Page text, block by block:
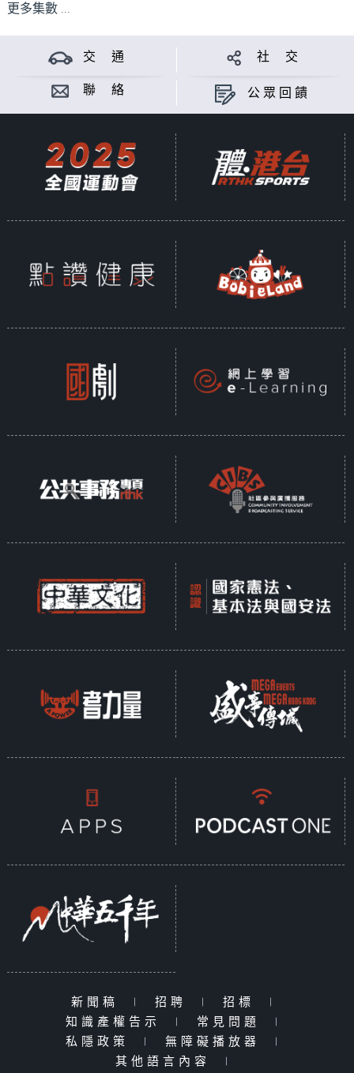
更多集數 ...
交 通 社 交
聯 絡 公眾回饋
新聞稿 | 招聘 | 招標
|
知識產權告示
| 常見問題
|
私隱政策
| 無障礙播放器
|
其他語言內容
|